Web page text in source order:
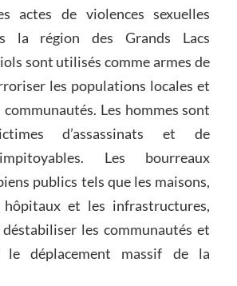
actes de violences sexuelles
la région des Grands Lacs
sont utilisés comme armes de
les populations locales et
Les hommes sont
d’assassinats et de
Les bourreaux
publics tels que les maisons,
hôpitaux et les infrastructures,
les communautés et
le déplacement massif de la